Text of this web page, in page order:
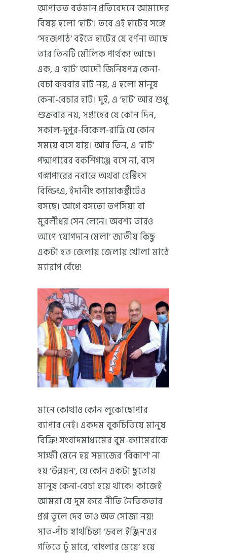
আপাতত বর্তমান প্রতিবেদনে আমাদের
বিষয় হলো ‘হাট’। তবে এই হাটের সঙ্গে
‘সহজপাঠ’ বইতে হাটের যে বর্ণনা আছে
তার তিনটি মৌলিক পার্থক্য আছে।
এক, এ ‘হাট’ আদৌ জিনিষপত্র কেনা-
বেচা করবার হাট নয়, এ হলো মানুষ
কেনা-বেচার হাট। দুই, এ ‘হাট’ আর শুধু
শুক্রবার নয়, সপ্তাহের যে কোন দিন,
সকাল-দুপুর-বিকেল-রাত্রি যে কোন
সময়ে বসে যায়। আর তিন, এ ‘হাট’
পদ্মাপারের বকশিগঞ্জে বসে না, বসে
গঙ্গাপারের নবান্নে অথবা হেস্টিংস
বিল্ডিংএ, ইদানীং ক্যামাকস্ট্রীটেও
বসছে। আগে বসতো তপসিয়া বা
মুরলীধর সেন লেনে। অবশ্য তারও
আগে ‘যোগদান মেলা’ জাতীয় কিছু
একটা হত জেলায় জেলায় খোলা মাঠে
ম্যারাপ বেঁধে!
মানে কোথাও কোন লুকোছোপার
ব্যাপার নেই। একদম বুকচিতিয়ে মানুষ
বিক্রি! সংবাদমাধ্যমের বুম-ক্যামেরাকে
সাক্ষী মেনে হয় সমাজের ‘বিকাশ’ না
হয় ‘উন্নয়ন’, যে কোন একটা ছুতোয়
মানুষ কেনা-বেচা হয়ে থাকে। কাজেই
আমরা যে দুম করে নীতি নৈতিকতার
প্রশ্ন তুলে দেব তাও অত সোজা নয়!
সাত-পাঁচ স্বার্থচিন্তা ‘ডবল ইঞ্জিন’এর
গতিতে ঢুঁ মারে, ‘বাংলার মেয়ে’ হয়ে